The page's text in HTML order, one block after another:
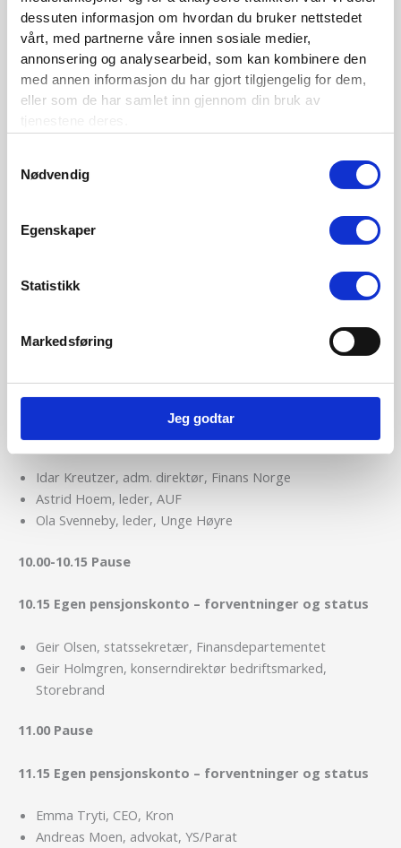
dessuten informasjon om hvordan du bruker nettstedet
vårt, med partnerne våre innen sosiale medier,
annonsering og analysearbeid, som kan kombinere den
med annen informasjon du har gjort tilgjengelig for dem,
eller som de har samlet inn gjennom din bruk av
tjenestene deres.
Nødvendig
Egenskaper
Statistikk
Markedsføring
Jeg godtar
Alle bransjer går mot en datadrevet fremtid og Itera fortalte
om hvilke bransjer som leder an og delte tanker om
benyttes i prising av skadeforsikring samt om maskinlæring
Program
09.05 Fremtidens pensjonssystem i et
generasjonsperspektiv
Idar Kreutzer, adm. direktør, Finans Norge
Astrid Hoem, leder, AUF
Ola Svenneby, leder, Unge Høyre
10.00-10.15 Pause
10.15 Egen pensjonskonto – forventninger og status
Geir Olsen, statssekretær, Finansdepartementet
Geir Holmgren, konserndirektør bedriftsmarked,
Storebrand
11.00 Pause
11.15 Egen pensjonskonto – forventninger og status
Emma Tryti, CEO, Kron
Andreas Moen, advokat, YS/Parat